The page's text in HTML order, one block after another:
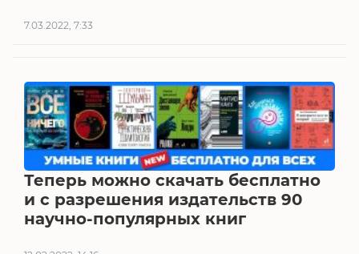
7.03.2022, 7:33
Теперь можно скачать бесплатно
и с разрешения издательств 90
научно-популярных книг